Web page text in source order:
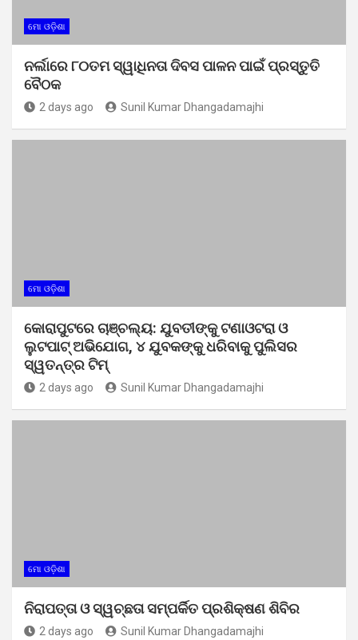
ମୋ ଓଡ଼ିଶା
ନର୍ଲାରେ ୮୦ତମ ସ୍ୱାଧିନତା ଦିବସ ପାଳନ ପାଇଁ ପ୍ରସ୍ତୁତି
ବୈଠକ
2 days ago Sunil Kumar Dhangadamajhi
ମୋ ଓଡ଼ିଶା
କୋରାପୁଟରେ ଚାଞ୍ଚଲ୍ୟ: ଯୁବତୀଙ୍କୁ ଟଣାଓଟରା ଓ
ଲୁଟପାଟ୍ ଅଭିଯୋଗ, ୪ ଯୁବକଙ୍କୁ ଧରିବାକୁ ପୁଲିସର
ସ୍ୱତନ୍ତ୍ର ଟିମ୍
2 days ago Sunil Kumar Dhangadamajhi
ମୋ ଓଡ଼ିଶା
ନିରାପତ୍ତା ଓ ସ୍ୱଚ୍ଛତା ସମ୍ପର୍କିତ ପ୍ରଶିକ୍ଷଣ ଶିବିର
2 days ago Sunil Kumar Dhangadamajhi